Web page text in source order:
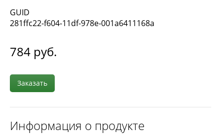
GUID
281ffc22-f604-11df-978e-001a6411168a
784 руб.
Заказать
Информация о продукте